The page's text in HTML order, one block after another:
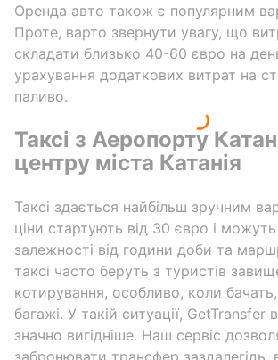
Оренда авто також є популярним
Проте, варто звернути увагу, що
складати близько 40-60 євро на
урахування додаткових витрат на
паливо.
Таксі з Аеропорту
центру міста Катанія
Таксі здається найбільш зручним
ціни стартують від 30 євро і
залежності від години доби та
таксі часто беруть з туристів
котирування, особливо, коли
багажі. У такій ситуації, GetTransfer
значно вигідніше. Наш сервіс
забронювати трансфер заздалегідь,